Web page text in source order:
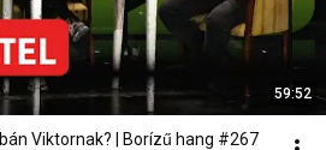
59:52
Viktornak? | Borízű hang #267